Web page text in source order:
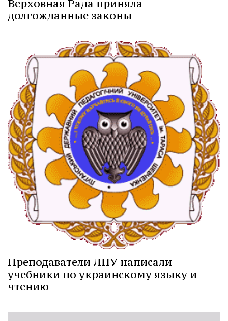
Верховная Рада приняла
долгожданные законы
Преподаватели ЛНУ написали
учебники по украинскому языку и
чтению